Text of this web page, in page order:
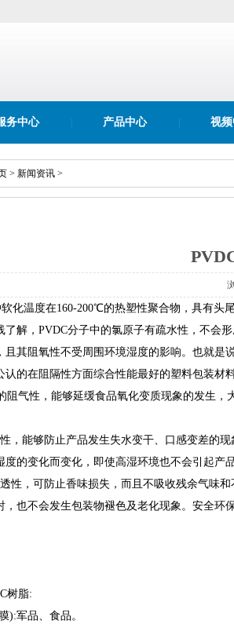
务中心 产品中心 视
> 新闻资讯 >
化温度在160-200℃的热塑性聚合物，具有头
了解，PVDC分子中的氯原子有疏水性，不会
且其阻氧性不受周围环境湿度的影响。也就是
认的在阻隔性方面综合性能最好的塑料包装材料
阻气性，能够延缓食品氧化变质现象的发生
，能够防止产品发生失水变干、口感变差的
度的变化而变化，即使高湿环境也不会引起产
性，可防止香味损失，而且不吸收残余气味
，也不会发生包装物褪色及老化现象。安全
树脂:
):军品、食品。